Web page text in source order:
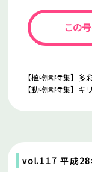
この
【植物園特集】
【動物園特集】
vol.117 平成28